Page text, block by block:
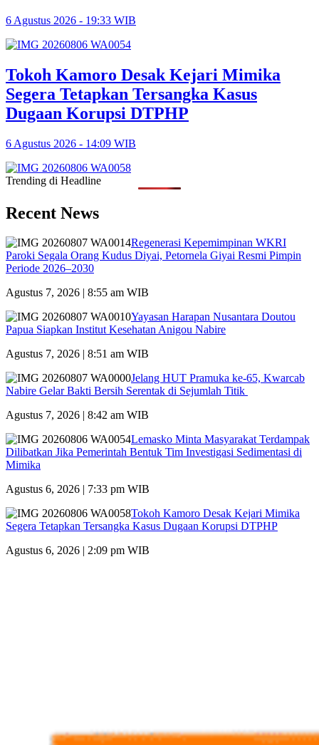
6 Agustus 2026 - 19:33 WIB
Tokoh Kamoro Desak Kejari Mimika
Segera Tetapkan Tersangka Kasus
Dugaan Korupsi DTPHP
6 Agustus 2026 - 14:09 WIB
Trending di Headline
Recent News
Regenerasi Kepemimpinan WKRI
Paroki Segala Orang Kudus Diyai, Petornela Giyai Resmi Pimpin
Periode 2026–2030
Agustus 7, 2026 | 8:55 am WIB
Yayasan Harapan Nusantara Doutou
Papua Siapkan Institut Kesehatan Anigou Nabire
Agustus 7, 2026 | 8:51 am WIB
Jelang HUT Pramuka ke-65, Kwarcab
Nabire Gelar Bakti Bersih Serentak di Sejumlah Titik
Agustus 7, 2026 | 8:42 am WIB
Lemasko Minta Masyarakat Terdampak
Dilibatkan Jika Pemerintah Bentuk Tim Investigasi Sedimentasi di
Mimika
Agustus 6, 2026 | 7:33 pm WIB
Tokoh Kamoro Desak Kejari Mimika
Segera Tetapkan Tersangka Kasus Dugaan Korupsi DTPHP
Agustus 6, 2026 | 2:09 pm WIB